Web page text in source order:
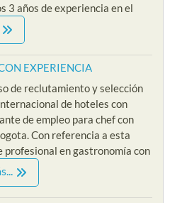
3 años de experiencia en el
EXPERIENCIA
de reclutamiento y selección
de hoteles con
de empleo para chef con
Con referencia a esta
profesional en gastronomía con